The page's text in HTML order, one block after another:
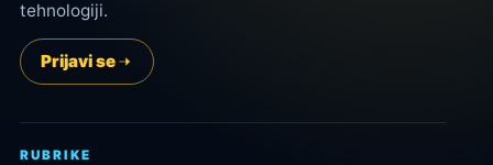
tehnologiji.
Prijavi se
RUBRIKE